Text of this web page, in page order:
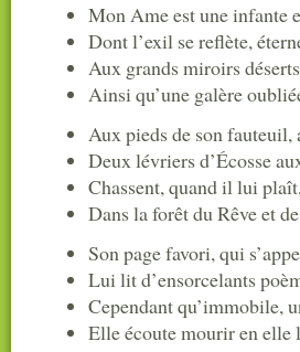
Mon Ame est une infante
Dont l’exil se reflète,
Aux grands miroirs
Ainsi qu’une galère
Aux pieds de son fauteuil,
Deux lévriers d’Écosse
Chassent, quand il lui
Dans la forêt du Rêve et
Son page favori, qui
Lui lit d’ensorcelants
Cependant qu’immobile,
Elle écoute mourir en elle